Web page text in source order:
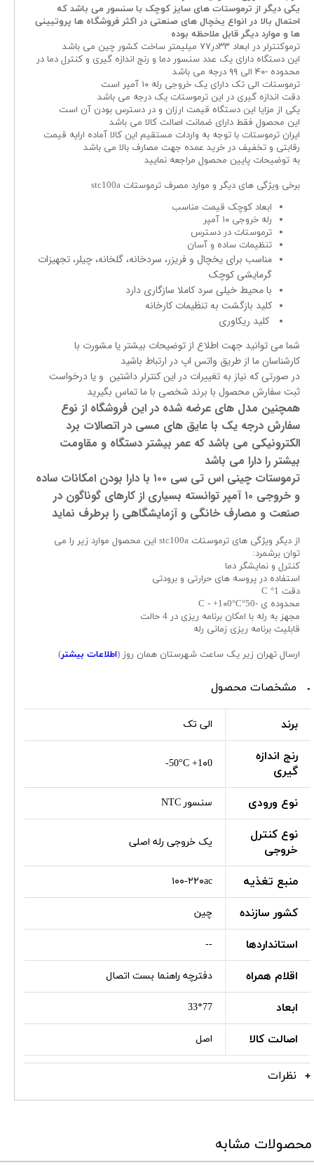
یکی دیگر از ترموستات های سایز کوچک با سنسور می باشد که
احتمال بالا در انواع یخچال های صنعتی در اکثر فروشگاه ها پروتیینی
ها و موارد دیگر قابل ملاحظه بوده
ترموکنترلر در ابعاد ۳۳در۷۷ میلیمتر ساخت کشور چین می باشد
این دستگاه دارای یک عدد سنسور دما و رنج اندازه گیری و کنترل دما در
محدوده -۴۰ الی ۹۹ درجه می باشد
ترموستات الی تک دارای یک خروجی رله ۱۰ آمپر است
دقت اندازه گیری در این ترموستات یک درجه می باشد
یکی از مزایا این دستگاه قیمت ارزان و در دسترس بودن آن است
این محصول فقط دارای ضمانت اصالت کالا می باشد
ایران ترموستات با توجه به واردات مستقیم این کالا آماده ارایه قیمت
رقابتی و تخفیف در خرید عمده جهت مصارف بالا می باشد
به توضیحات پایین محصول مراجعه نمایید
برخی ویژگی های دیگر و موارد مصرف ترموستات stc100a
ابعاد کوچک قیمت مناسب
رله خروجی ۱۰ آمپر
ترموستات در دسترس
تنظیمات ساده و آسان
مناسب برای یخچال و فریزر، سردخانه، گلخانه، چیلر، تجهیزات
گرمایشی کوچک
با محیط خیلی سرد کاملا سازگاری دارد
کلید بازگشت به تنظیمات کارخانه
کلید ریکاوری
شما می توانید جهت اطلاع از توضیحات بیشتر یا مشورت با
کارشناسان ما از طریق واتس اپ در ارتباط باشید
در صورتی که نیاز به تغییرات در این کنترلر داشتین و یا درخواست
ثبت سفارش محصول با برند شخصی با ما تماس بگیرید
همچنین مدل های عرضه شده در این فروشگاه از نوع
سفارش درجه یک با عایق های مسی در اتصالات برد
الکترونیکی می باشد که عمر بیشتر دستگاه و مقاومت
بیشتر را دارا می باشد
ترموستات چینی اس تی سی ۱۰۰ با دارا بودن امکانات ساده
و خروجی ۱۰ آمپر توانسته بسیاری از کارهای گوناگون در
صنعت و مصارف خانگی و آزمایشگاهی را برطرف نماید
از دیگر ویژگی های ترموستات stc100a این محصول موارد زیر را می
توان برشمرد:
کنترل و نمایشگر دما
استفاده در پروسه های حرارتی و برودتی
دقت 1° C
محدوده ی -50°C - +1۰0°C
مجهز به رله با امکان برنامه ریزی در 4 حالت
قابلیت برنامه ریزی زمانی رله
ارسال تهران زیر یک ساعت شهرستان همان روز (اطلاعات بیشتر)
مشخصات محصول
برند الی تک
رنج اندازه
گیری
50°C +1۰0-
نوع ورودی سنسور NTC
نوع کنترل
خروجی
یک خروجی رله اصلی
منبع تغذیه ۱۰۰-۲۲۰ac
کشور سازنده چین
استانداردها --
اقلام همراه دفترچه راهنما بست اتصال
ابعاد 77*33
اصالت کالا اصل
نظرات
محصولات مشابه